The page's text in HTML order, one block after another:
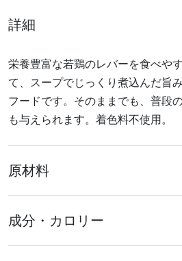
詳細
栄養豊富な若鶏のレバーを食べや
て、スープでじっくり煮込んだ旨
フードです。そのままでも、普段
も与えられます。着色料不使用。
原材料
成分・カロリー